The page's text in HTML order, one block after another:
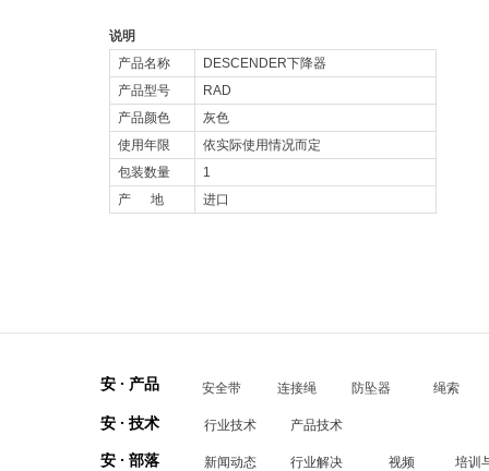
说明
产品名称
DESCENDER下降器
产品型号
RAD
产品颜色
灰色
使用年限
依实际使用情况而定
包装数量
1
产 地
进口
安全带 连接绳 防坠器 绳索
安 · 产品
安 · 技术
安 · 部落 新闻动态 行业解决 视频 培训
行业技术 产品技术